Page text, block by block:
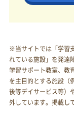
※当サイトでは「学習
れている施設」を発達
学習サポート教室、教
を主目的とする施設（
後等デイサービス等）
外しています。掲載し